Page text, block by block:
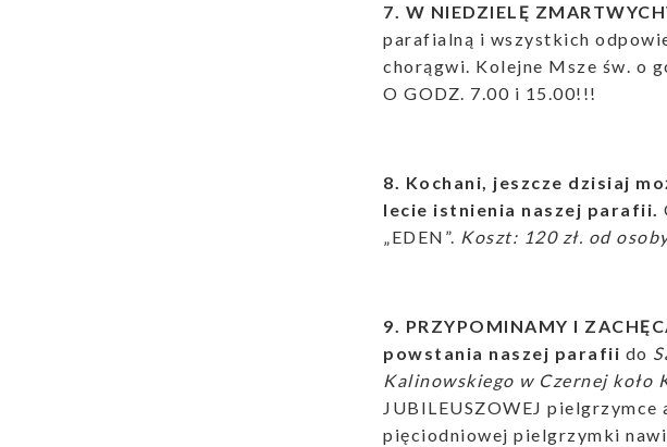
7. W NIEDZIELĘ
parafialną i wszystkich
chorągwi. Kolejne Msze św. o
O GODZ. 7.00 i 15.00!!!
8. Kochani, jeszcze dzisiaj
lecie istnienia naszej parafii.
„EDEN”. Koszt: 120 zł. od
9. PRZYPOMINAMY I
powstania naszej parafii do
Kalinowskiego w Czernej koło
JUBILEUSZOWEJ
pięciodniowej pielgrzymki